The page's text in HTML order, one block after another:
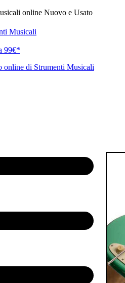
online Nuovo e Usato
Musicali
99€*